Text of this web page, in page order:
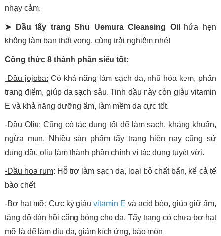
nhạy cảm.
➤ Dầu tẩy trang Shu Uemura Cleansing Oil
hứa hẹn
không làm bạn thất vọng, cùng trải nghiệm nhé!
Công thức 8 thành phần siêu tốt:
-Dầu jojoba: Có khả năng làm sạch da, nhũ hóa kem, phấn
trang điểm, giúp da sạch sâu. Tinh dầu này còn giàu vitamin
E và khả năng dưỡng ẩm, làm mềm da cực tốt.
-Dầu Oliu: Cũng có tác dụng tốt để làm sạch, kháng khuẩn,
ngừa mụn. Nhiều sản phẩm tẩy trang hiện nay cũng sử
dụng dầu oliu làm thành phần chính vì tác dụng tuyệt vời.
-Dầu hoa rum: Hỗ trợ làm sạch da, loại bỏ chất bẩn, kể cả tế
bào chết
-Bơ hạt mỡ: Cực kỳ giàu vitamin E và acid béo, giúp giữ ẩm,
tăng độ đàn hồi căng bóng cho da. Tẩy trang có chứa bơ hạt
mỡ là để làm dịu da, giảm kích ứng, bào mòn